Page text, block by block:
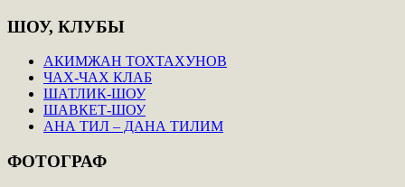
ШОУ, КЛУБЫ
АКИМЖАН ТОХТАХУНОВ
ЧАХ-ЧАХ КЛАБ
ШАТЛИК-ШОУ
ШАВКЕТ-ШОУ
АНА ТИЛ – ДАНА ТИЛИМ
ФОТОГРАФ